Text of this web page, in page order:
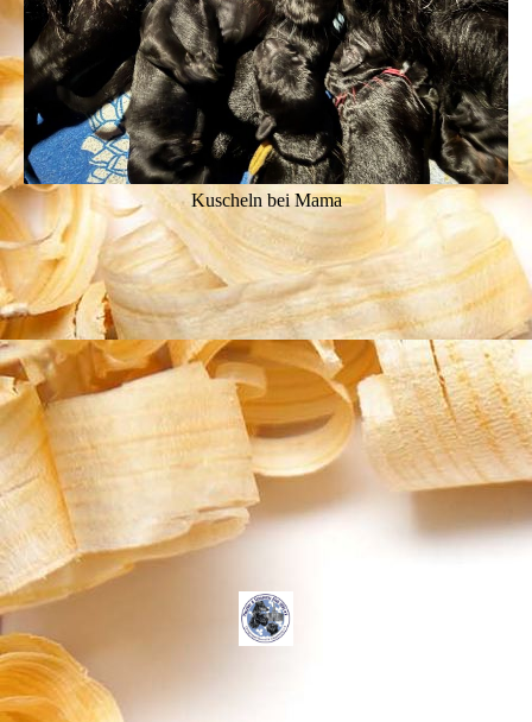
Kuscheln bei Mama